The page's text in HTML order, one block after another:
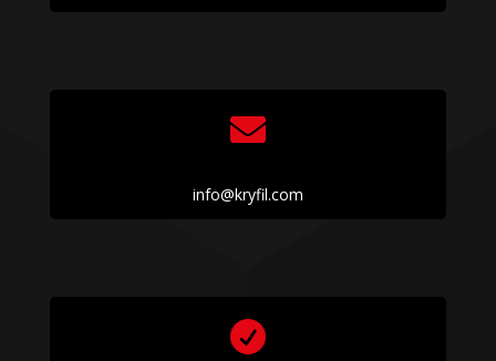

info@kryfil.com
